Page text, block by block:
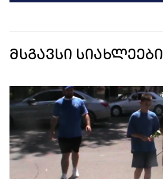
მსგავსი სიახლეები